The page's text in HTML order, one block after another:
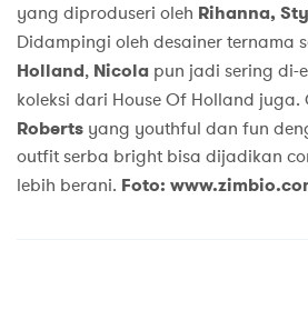
yang diproduseri oleh Rihanna,
Didampingi oleh desainer ternama
Holland, Nicola pun jadi sering di-
koleksi dari House Of Holland juga.
Roberts yang youthful dan fun
outfit serba bright bisa dijadikan
lebih berani. Foto: